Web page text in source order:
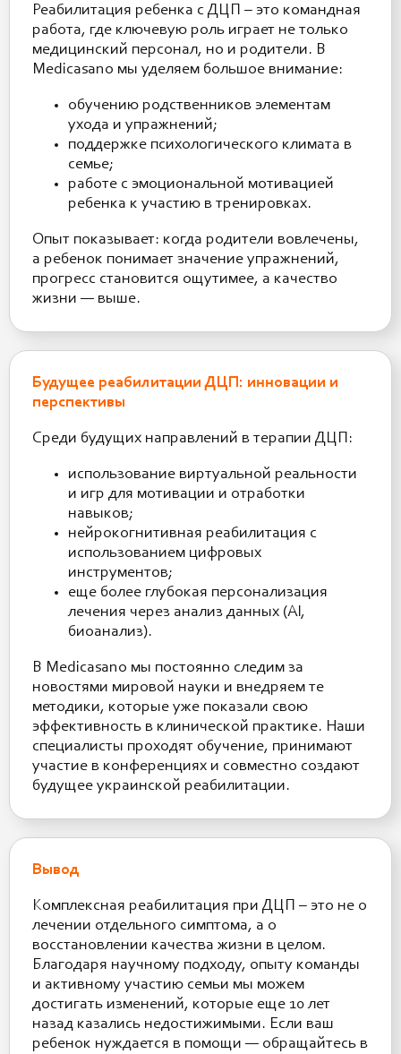
Реабилитация ребенка с ДЦП – это командная
работа, где ключевую роль играет не только
медицинский персонал, но и родители. В
Medicasano мы уделяем большое внимание:
обучению родственников элементам
ухода и упражнений;
поддержке психологического климата в
семье;
работе с эмоциональной мотивацией
ребенка к участию в тренировках.
Опыт показывает: когда родители вовлечены,
а ребенок понимает значение упражнений,
прогресс становится ощутимее, а качество
жизни — выше.
Будущее реабилитации ДЦП: инновации и
перспективы
Среди будущих направлений в терапии ДЦП:
использование виртуальной реальности
и игр для мотивации и отработки
навыков;
нейрокогнитивная реабилитация с
использованием цифровых
инструментов;
еще более глубокая персонализация
лечения через анализ данных (AI,
биоанализ).
В Medicasano мы постоянно следим за
новостями мировой науки и внедряем те
методики, которые уже показали свою
эффективность в клинической практике. Наши
специалисты проходят обучение, принимают
участие в конференциях и совместно создают
будущее украинской реабилитации.
Вывод
Комплексная реабилитация при ДЦП – это не о
лечении отдельного симптома, а о
восстановлении качества жизни в целом.
Благодаря научному подходу, опыту команды
и активному участию семьи мы можем
достигать изменений, которые еще 10 лет
назад казались недостижимыми. Если ваш
ребенок нуждается в помощи — обращайтесь в